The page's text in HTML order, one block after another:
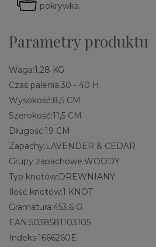
pokrywka.
Parametry produktu
Waga:1,28 KG
Czas palenia:30 - 40 H
Wysokość:8,5 CM
Szerokość:11,5 CM
Długość:19 CM
Zapachy:LAVENDER & CEDAR
Grupy zapachowe:WOODY
Typ knotów:DREWNIANY
Ilość knotów:1 KNOT
Gramatura:453,6 G
EAN:5038581103105
Indeks:1666260E